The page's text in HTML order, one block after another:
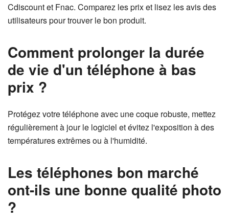
Cdiscount et Fnac. Comparez les prix et lisez les avis des
utilisateurs pour trouver le bon produit.
Comment prolonger la durée
de vie d'un téléphone à bas
prix ?
Protégez votre téléphone avec une coque robuste, mettez
régulièrement à jour le logiciel et évitez l'exposition à des
températures extrêmes ou à l'humidité.
Les téléphones bon marché
ont-ils une bonne qualité photo
?